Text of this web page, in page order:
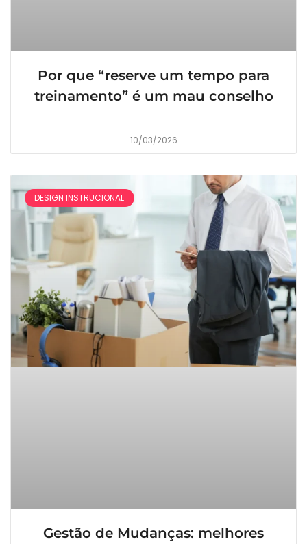
Por que “reserve um tempo para
treinamento” é um mau conselho
10/03/2026
DESIGN INSTRUCIONAL
Gestão de Mudanças: melhores